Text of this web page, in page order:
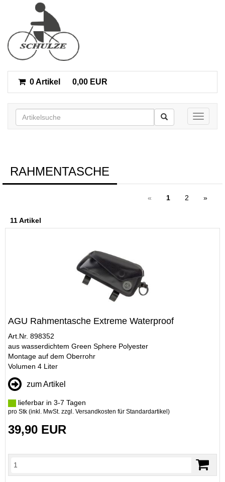
0 Artikel 0,00 EUR
Toggle
RAHMENTASCHE
« 1 2 »
11 Artikel
AGU Rahmentasche Extreme Waterproof
Art.Nr. 898352
aus wasserdichtem Green Sphere Polyester
Montage auf dem Oberrohr
Volumen 4 Liter
zum Artikel
lieferbar in 3-7 Tagen
pro Stk (inkl. MwSt. zzgl. Versandkosten für Standardartikel )
39,90 EUR